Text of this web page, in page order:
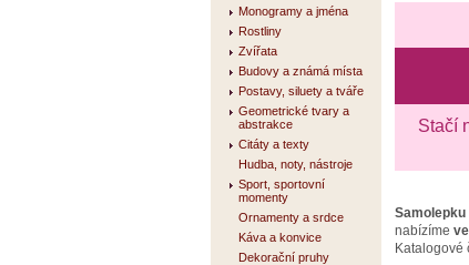
Monogramy a jména
Rostliny
Zvířata
Budovy a známá místa
Postavy, siluety a tváře
Geometrické tvary a
abstrakce
Citáty a texty
Hudba, noty, nástroje
Sport, sportovní
momenty
Ornamenty a srdce
Káva a konvice
Dekorační pruhy
Stačí
Samolepku
nabízíme
Katalogové